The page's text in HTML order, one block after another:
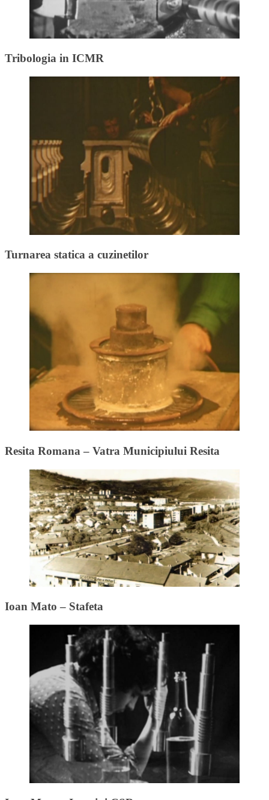
Tribologia in ICMR
Turnarea statica a cuzinetilor
Resita Romana – Vatra Municipiului Resita
Ioan Mato – Stafeta